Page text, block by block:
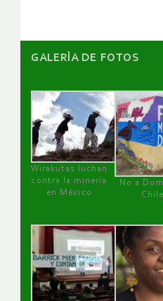
GALERÌA DE FOTOS
Wirakutas luchan
contra la minería
en México
No a
Chile